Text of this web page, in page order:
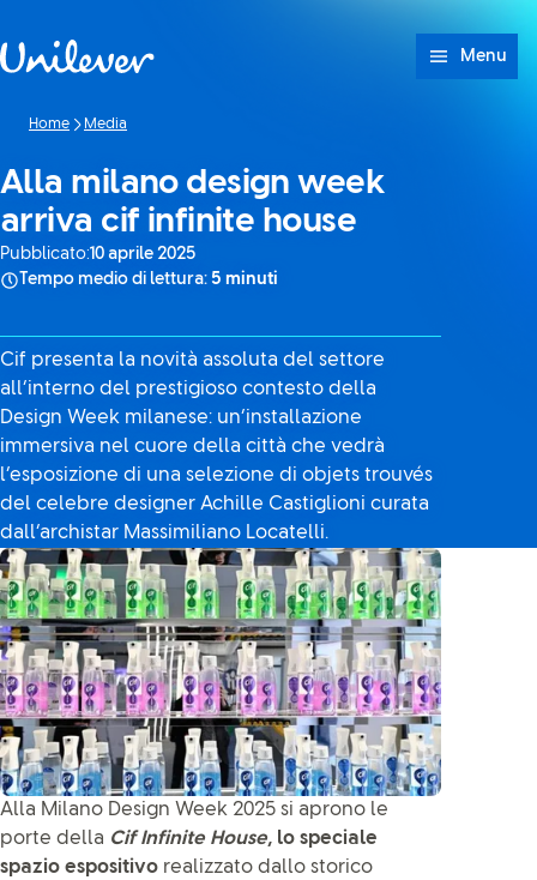
Menu
Home Media
Alla milano design week
arriva cif infinite house
Pubblicato:10 aprile 2025
Tempo medio di lettura: 5 minuti
Cif presenta la novità assoluta del settore
all’interno del prestigioso contesto della
Design Week milanese: un’installazione
immersiva nel cuore della città che vedrà
l’esposizione di una selezione di objets trouvés
del celebre designer Achille Castiglioni curata
dall’archistar Massimiliano Locatelli.
Alla Milano Design Week 2025 si aprono le
porte della Cif Infinite House, lo speciale
spazio espositivo realizzato dallo storico